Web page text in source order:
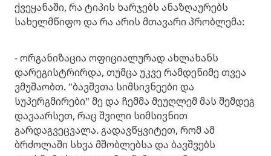
ქვეყანაში, რა ტიპის ხარჯებს ანაზღაურებს
სახელმწიფო და რა არის მთავარი პრობლემა:
- ორგანიზაცია ოფიციალურად ახლახანს
დარეგისტრირდა, თუმცა უკვე რამდენიმე თვეა
ვმუშაობთ. "ბავშვთა სიმსივნეები და
სუპერგმირები" მე და ჩემმა მეუღლემ მას შემდეგ
დავაარსეთ, რაც შვილი სიმსივნით
გარდაგვეცვალა. გადავწყვიტეთ, რომ ამ
ბრძოლაში სხვა მშობლებსა და ბავშვებს